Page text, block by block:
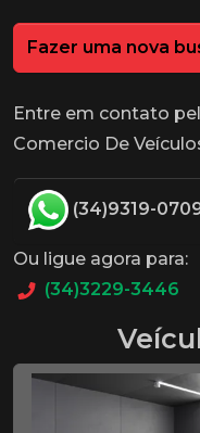
Fazer uma nova
Entre em contato
Comercio De
(34)9319-
Ou ligue agora para:
(34)3229-3446